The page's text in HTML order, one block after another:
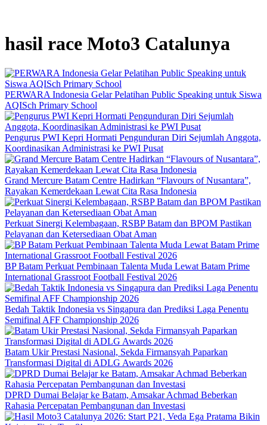
hasil race Moto3 Catalunya
PERWARA Indonesia Gelar Pelatihan Public Speaking untuk Siswa
AQISch Primary School
Pengurus PWI Kepri Hormati Pengunduran Diri Sejumlah Anggota,
Koordinasikan Administrasi ke PWI Pusat
Grand Mercure Batam Centre Hadirkan “Flavours of Nusantara”,
Rayakan Kemerdekaan Lewat Cita Rasa Indonesia
Perkuat Sinergi Kelembagaan, RSBP Batam dan BPOM Pastikan
Pelayanan dan Ketersediaan Obat Aman
BP Batam Perkuat Pembinaan Talenta Muda Lewat Batam Prime
International Grassroot Football Festival 2026
Bedah Taktik Indonesia vs Singapura dan Prediksi Laga Penentu
Semifinal AFF Championship 2026
Batam Ukir Prestasi Nasional, Sekda Firmansyah Paparkan
Transformasi Digital di ADLG Awards 2026
DPRD Dumai Belajar ke Batam, Amsakar Achmad Beberkan
Rahasia Percepatan Pembangunan dan Investasi